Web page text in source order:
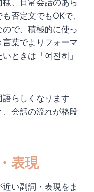
様、日常会話のあら
否定文でもOKで、
で、積極的に使っ
葉でよりフォーマ
ときは「여전히」
らしくなります
会話の流れが格段
表現
近い副詞・表現をま